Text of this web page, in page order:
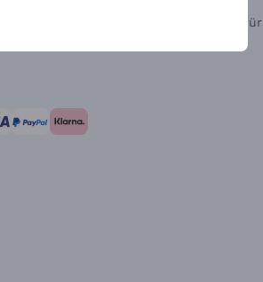
Widerrufsformular